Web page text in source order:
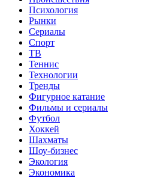
Психология
Рынки
Сериалы
Спорт
ТВ
Теннис
Технологии
Тренды
Фигурное катание
Фильмы и сериалы
Футбол
Хоккей
Шахматы
Шоу-бизнес
Экология
Экономика